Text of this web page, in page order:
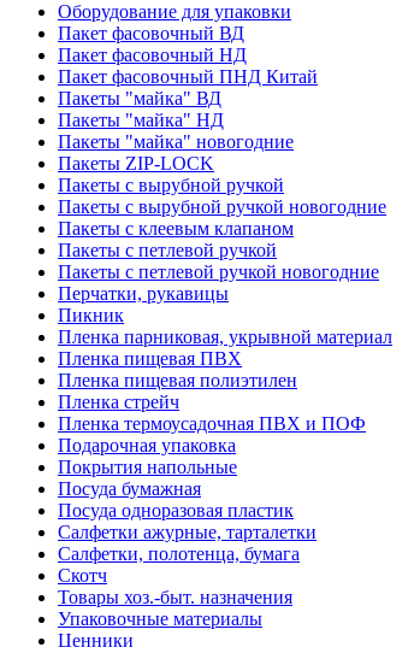
Оборудование для упаковки
Пакет фасовочный ВД
Пакет фасовочный НД
Пакет фасовочный ПНД Китай
Пакеты "майка" ВД
Пакеты "майка" НД
Пакеты "майка" новогодние
Пакеты ZIP-LOCK
Пакеты с вырубной ручкой
Пакеты с вырубной ручкой новогодние
Пакеты с клеевым клапаном
Пакеты с петлевой ручкой
Пакеты с петлевой ручкой новогодние
Перчатки, рукавицы
Пикник
Пленка парниковая, укрывной материал
Пленка пищевая ПВХ
Пленка пищевая полиэтилен
Пленка стрейч
Пленка термоусадочная ПВХ и ПОФ
Подарочная упаковка
Покрытия напольные
Посуда бумажная
Посуда одноразовая пластик
Салфетки ажурные, тарталетки
Салфетки, полотенца, бумага
Скотч
Товары хоз.-быт. назначения
Упаковочные материалы
Ценники